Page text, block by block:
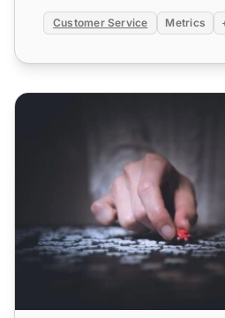
Customer Service Metrics
Представяне на нова